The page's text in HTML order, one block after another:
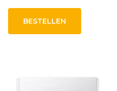
prijs
was:
prijs
949,00.
BESTELLEN